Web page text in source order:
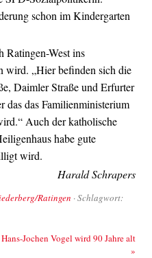
schon im Kindergarten
Ratingen-West ins
wird. „Hier befinden sich die
Daimler Straße und Erfurter
das das Familienministerium
Auch der katholische
habe gute
wird.
Harald Schrapers
Ratingen · Schlagwort:
Hans-Jochen Vogel wird 90 Jahre alt
»